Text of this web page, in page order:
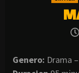
Genero: Drama